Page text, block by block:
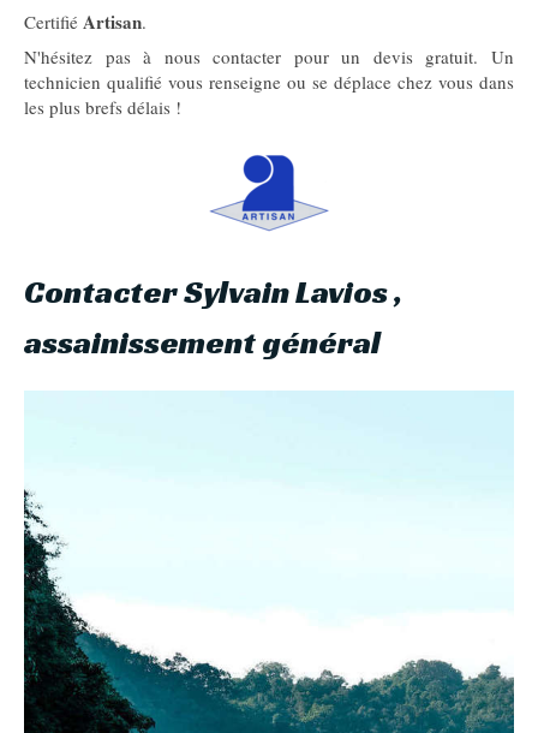
Certifié Artisan.
N'hésitez pas à nous contacter pour un devis gratuit. Un
technicien qualifié vous renseigne ou se déplace chez vous dans
les plus brefs délais !
Contacter Sylvain Lavios ,
assainissement général